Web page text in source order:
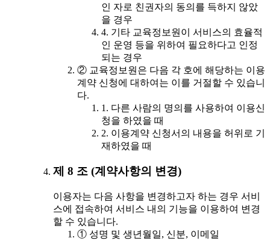
인 자로 친권자의 동의를 득하지 않았
을 경우
4. 기타 교육정보원이 서비스의 효율적
인 운영 등을 위하여 필요하다고 인정
되는 경우
② 교육정보원은 다음 각 호에 해당하는 이용
계약 신청에 대하여는 이를 거절할 수 있습니
다.
1. 다른 사람의 명의를 사용하여 이용신
청을 하였을 때
2. 이용계약 신청서의 내용을 허위로 기
재하였을 때
제 8 조 (계약사항의 변경)
이용자는 다음 사항을 변경하고자 하는 경우 서비
스에 접속하여 서비스 내의 기능을 이용하여 변경
할 수 있습니다.
① 성명 및 생년월일, 신분, 이메일